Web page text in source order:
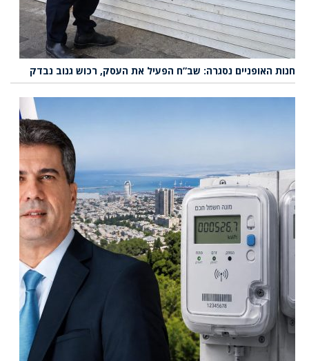
חנות האופניים נסגרה: שב”ח הפעיל את העסק, רכוש גנוב נבדק